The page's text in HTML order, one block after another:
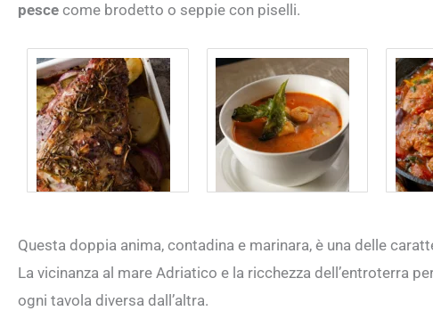
pesce come brodetto o seppie con piselli.
Questa doppia anima, contadina e marinara, è una delle
La vicinanza al mare Adriatico e la ricchezza dell’entroterra
ogni tavola diversa dall’altra.